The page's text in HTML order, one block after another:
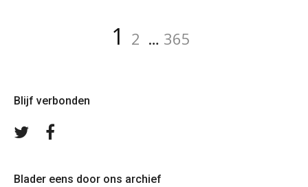
Pagina
1 Pagina
2 … Pagina
365
Blijf verbonden
Volg
Blader eens door ons archief